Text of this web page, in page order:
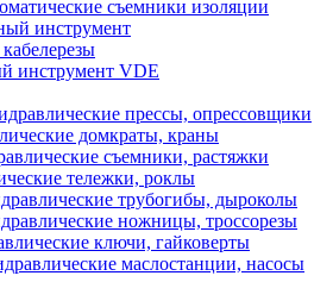
съемники изоляции
инструмент
инструмент VDE
прессы, опрессовщики
домкраты, краны
съемники, растяжки
тележки, роклы
трубогибы, дыроколы
ножницы, троссорезы
ключи, гайковерты
маслостанции, насосы